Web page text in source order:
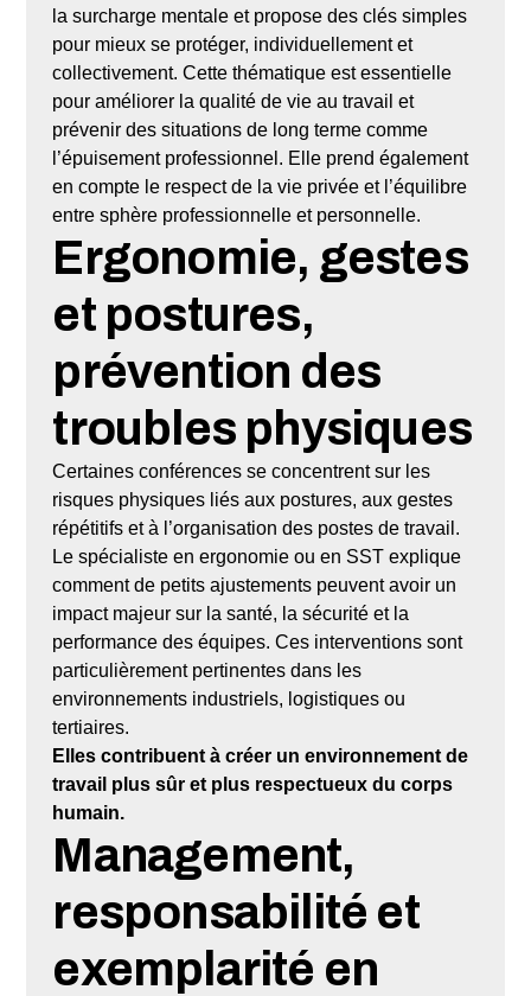
la surcharge mentale et propose des clés simples
pour mieux se protéger, individuellement et
collectivement. Cette thématique est essentielle
pour améliorer la qualité de vie au travail et
prévenir des situations de long terme comme
l’épuisement professionnel. Elle prend également
en compte le respect de la vie privée et l’équilibre
entre sphère professionnelle et personnelle.
Ergonomie, gestes
et postures,
prévention des
troubles physiques
Certaines conférences se concentrent sur les
risques physiques liés aux postures, aux gestes
répétitifs et à l’organisation des postes de travail.
Le spécialiste en ergonomie ou en SST explique
comment de petits ajustements peuvent avoir un
impact majeur sur la santé, la sécurité et la
performance des équipes. Ces interventions sont
particulièrement pertinentes dans les
environnements industriels, logistiques ou
tertiaires.
Elles contribuent à créer un environnement de
travail plus sûr et plus respectueux du corps
humain.
Management,
responsabilité et
exemplarité en